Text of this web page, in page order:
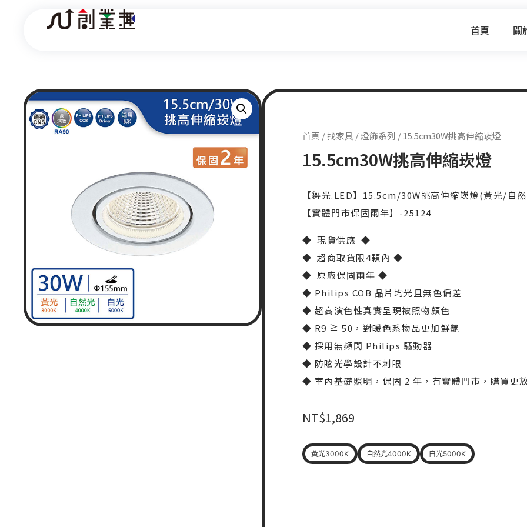
首頁 關
首頁 /找家具 /燈飾系列 / 15.5cm30W挑高伸縮崁燈
15.5cm30W挑高伸縮崁燈
【舞光.LED】15.5cm/30W挑高伸縮崁燈(黃光/自
【實體門市保固兩年】-25124
◆ 現貨供應 ◆
◆ 超商取貨限4顆內 ◆
◆ 原廠保固兩年 ◆
◆ Philips COB 晶片均光且無色偏差
◆ 超高演色性真實呈現被照物顏色
◆ R9 ≧ 50，對暖色系物品更加鮮艷
◆ 採用無頻閃 Philips 驅動器
◆ 防眩光學設計不刺眼
◆ 室內基礎照明，保固 2 年，有實體門市，購買更
NT$1,869
黃光3000K 自然光4000K 白光5000K